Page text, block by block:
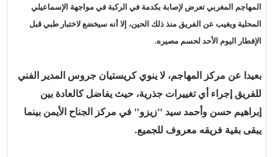
المهاجم المغربي تعرض لإصابة بكدمة في الركبة في مواجهة الإسماعيلي
المحلية ويغيب عن الفريق منذ ذلك الحين، إلا أنه سيخضع لاختبار طبي قبل
الإفطار اليوم الأحد لحسم مصيره.
بعيدا عن مركز المهاجم، لا ينوي كريستيان جروس المدير الفني
للفريق إجراء أي تغييرات جذرية، حيث يفاضل كالعادة بين
إبراهيم حسن وأحمد سيد "زيزو" في مركز الجناح الأيمن بينما
يبقى بقية فريقه معروف للجميع.